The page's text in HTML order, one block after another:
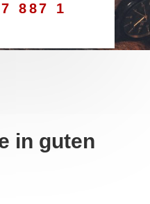
887 1
in guten